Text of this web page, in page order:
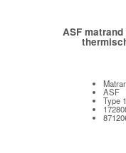
ASF
ASF
Type